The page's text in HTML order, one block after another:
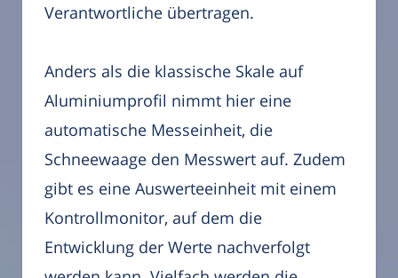
Verantwortliche übertragen.
Anders als die klassische Skale auf
Aluminiumprofil nimmt hier eine
automatische Messeinheit, die
Schneewaage den Messwert auf. Zudem
gibt es eine Auswerteeinheit mit einem
Kontrollmonitor, auf dem die
Entwicklung der Werte nachverfolgt